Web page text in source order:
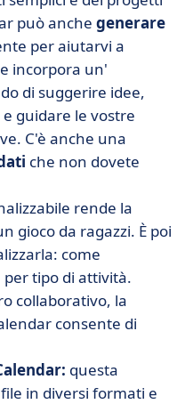
può anche generare
per aiutarvi a
incorpora un'
di suggerire idee,
guidare le vostre
C'è anche una
che non dovete
rende la
gioco da ragazzi. È poi
come
tipo di attività.
collaborativo, la
consente di
questa
in diversi formati e